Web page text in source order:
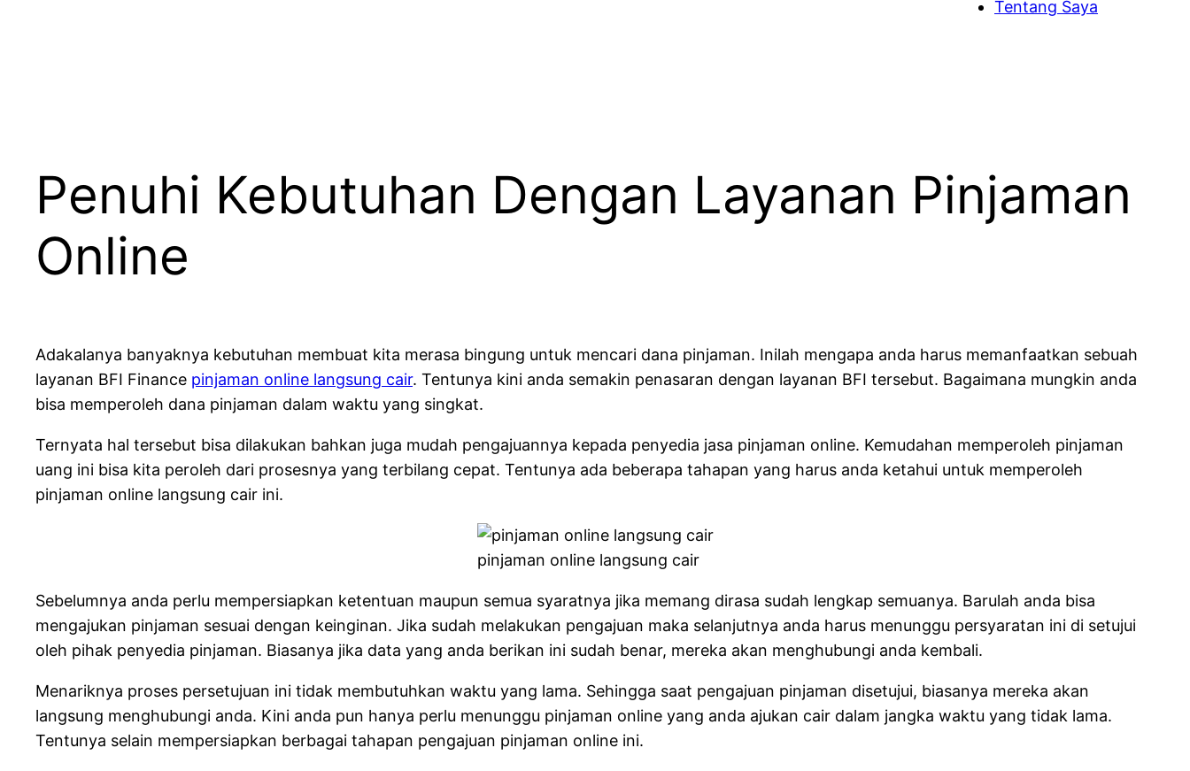
Tentang Saya
Penuhi Kebutuhan Dengan Layanan Pinjaman
Online
Adakalanya banyaknya kebutuhan membuat kita merasa bingung untuk mencari dana pinjaman. Inilah mengapa anda harus memanfaatkan sebuah
layanan BFI Finance pinjaman online langsung cair. Tentunya kini anda semakin penasaran dengan layanan BFI tersebut. Bagaimana mungkin anda
bisa memperoleh dana pinjaman dalam waktu yang singkat.
Ternyata hal tersebut bisa dilakukan bahkan juga mudah pengajuannya kepada penyedia jasa pinjaman online. Kemudahan memperoleh pinjaman
uang ini bisa kita peroleh dari prosesnya yang terbilang cepat. Tentunya ada beberapa tahapan yang harus anda ketahui untuk memperoleh
pinjaman online langsung cair ini.
pinjaman online langsung cair
Sebelumnya anda perlu mempersiapkan ketentuan maupun semua syaratnya jika memang dirasa sudah lengkap semuanya. Barulah anda bisa
mengajukan pinjaman sesuai dengan keinginan. Jika sudah melakukan pengajuan maka selanjutnya anda harus menunggu persyaratan ini di setujui
oleh pihak penyedia pinjaman. Biasanya jika data yang anda berikan ini sudah benar, mereka akan menghubungi anda kembali.
Menariknya proses persetujuan ini tidak membutuhkan waktu yang lama. Sehingga saat pengajuan pinjaman disetujui, biasanya mereka akan
langsung menghubungi anda. Kini anda pun hanya perlu menunggu pinjaman online yang anda ajukan cair dalam jangka waktu yang tidak lama.
Tentunya selain mempersiapkan berbagai tahapan pengajuan pinjaman online ini.